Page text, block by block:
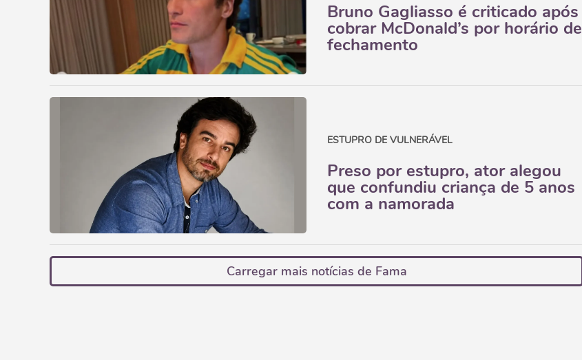
Bruno Gagliasso é criticado após
cobrar McDonald’s por horário de
fechamento
ESTUPRO DE VULNERÁVEL
Preso por estupro, ator alegou
que confundiu criança de 5 anos
com a namorada
Carregar mais notícias de Fama